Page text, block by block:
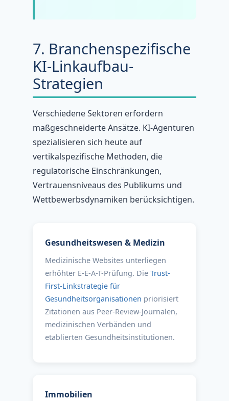
7. Branchenspezifische
KI-Linkaufbau-
Strategien
Verschiedene Sektoren erfordern
maßgeschneiderte Ansätze. KI-Agenturen
spezialisieren sich heute auf
vertikalspezifische Methoden, die
regulatorische Einschränkungen,
Vertrauensniveaus des Publikums und
Wettbewerbsdynamiken berücksichtigen.
Gesundheitswesen & Medizin
Medizinische Websites unterliegen
erhöhter E-E-A-T-Prüfung. Die Trust-
First-Linkstrategie für
Gesundheitsorganisationen priorisiert
Zitationen aus Peer-Review-Journalen,
medizinischen Verbänden und
etablierten Gesundheitsinstitutionen.
Immobilien